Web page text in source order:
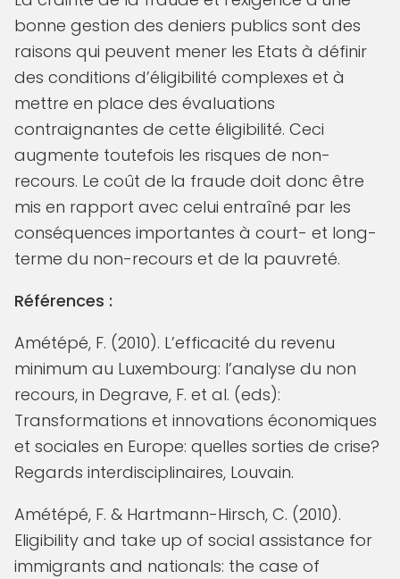
bonne gestion des deniers publics sont des
raisons qui peuvent mener les Etats à définir
des conditions d’éligibilité complexes et à
mettre en place des évaluations
contraignantes de cette éligibilité. Ceci
augmente toutefois les risques de non-
recours. Le coût de la fraude doit donc être
mis en rapport avec celui entraîné par les
conséquences importantes à court- et long-
terme du non-recours et de la pauvreté.
Références :
Amétépé, F. (2010). L’efficacité du revenu
minimum au Luxembourg: l’analyse du non
recours, in Degrave, F. et al. (eds):
Transformations et innovations économiques
et sociales en Europe: quelles sorties de crise?
Regards interdisciplinaires, Louvain.
Amétépé, F. & Hartmann-Hirsch, C. (2010).
Eligibility and take up of social assistance for
immigrants and nationals: the case of